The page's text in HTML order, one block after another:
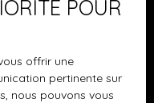
POUR
offrir une
pertinente sur
nous pouvons vous